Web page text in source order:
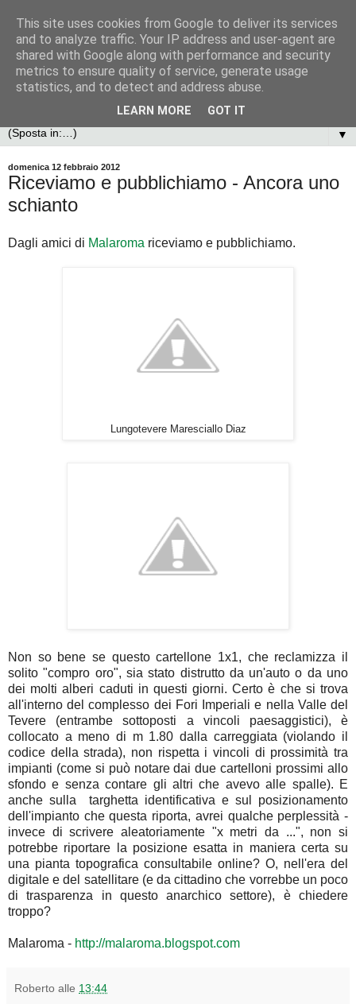
▼
domenica 12 febbraio 2012
Riceviamo e pubblichiamo - Ancora uno
schianto
Dagli amici di Malaroma riceviamo e pubblichiamo.
Lungotevere Maresciallo Diaz
Non so bene se questo cartellone 1x1, che reclamizza il
solito "compro oro", sia stato distrutto da un'auto o da uno
dei molti alberi caduti in questi giorni. Certo è che si trova
all'interno del complesso dei Fori Imperiali e nella Valle del
Tevere (entrambe sottoposti a vincoli paesaggistici), è
collocato a meno di m 1.80 dalla carreggiata (violando il
codice della strada), non rispetta i vincoli di prossimità tra
impianti (come si può notare dai due cartelloni prossimi allo
sfondo e senza contare gli altri che avevo alle spalle). E
anche sulla targhetta identificativa e sul posizionamento
dell'impianto che questa riporta, avrei qualche perplessità -
invece di scrivere aleatoriamente "x metri da ...", non si
potrebbe riportare la posizione esatta in maniera certa su
una pianta topografica consultabile online? O, nell'era del
digitale e del satellitare (e da cittadino che vorrebbe un poco
di trasparenza in questo anarchico settore), è chiedere
troppo?
Malaroma - http://malaroma.blogspot.com
Roberto alle 13:44
This site uses cookies from Google to deliver its services
and to analyze traffic. Your IP address and user-agent are
shared with Google along with performance and security
metrics to ensure quality of service, generate usage
statistics, and to detect and address abuse.
LEARN MORE GOT IT